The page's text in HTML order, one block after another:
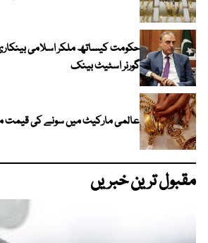
حکومت کیساتھ ملکر اسلامی
گورنر اسٹیٹ بینک
عالمی مارکیٹ میں سونے کی قیمت
مقبول ترین خبریں